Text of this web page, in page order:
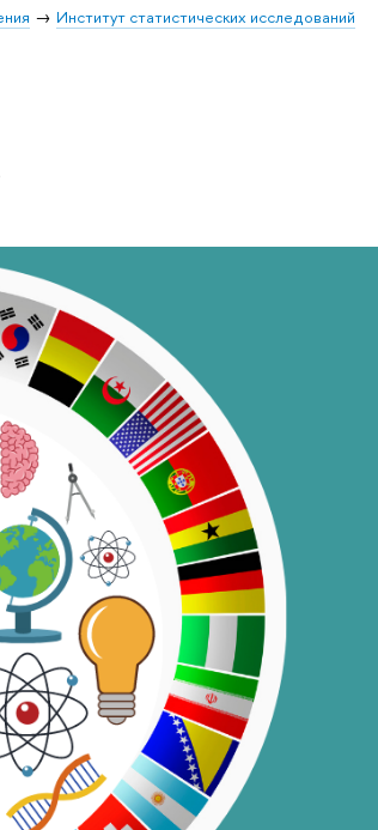
Институт статистических исследований